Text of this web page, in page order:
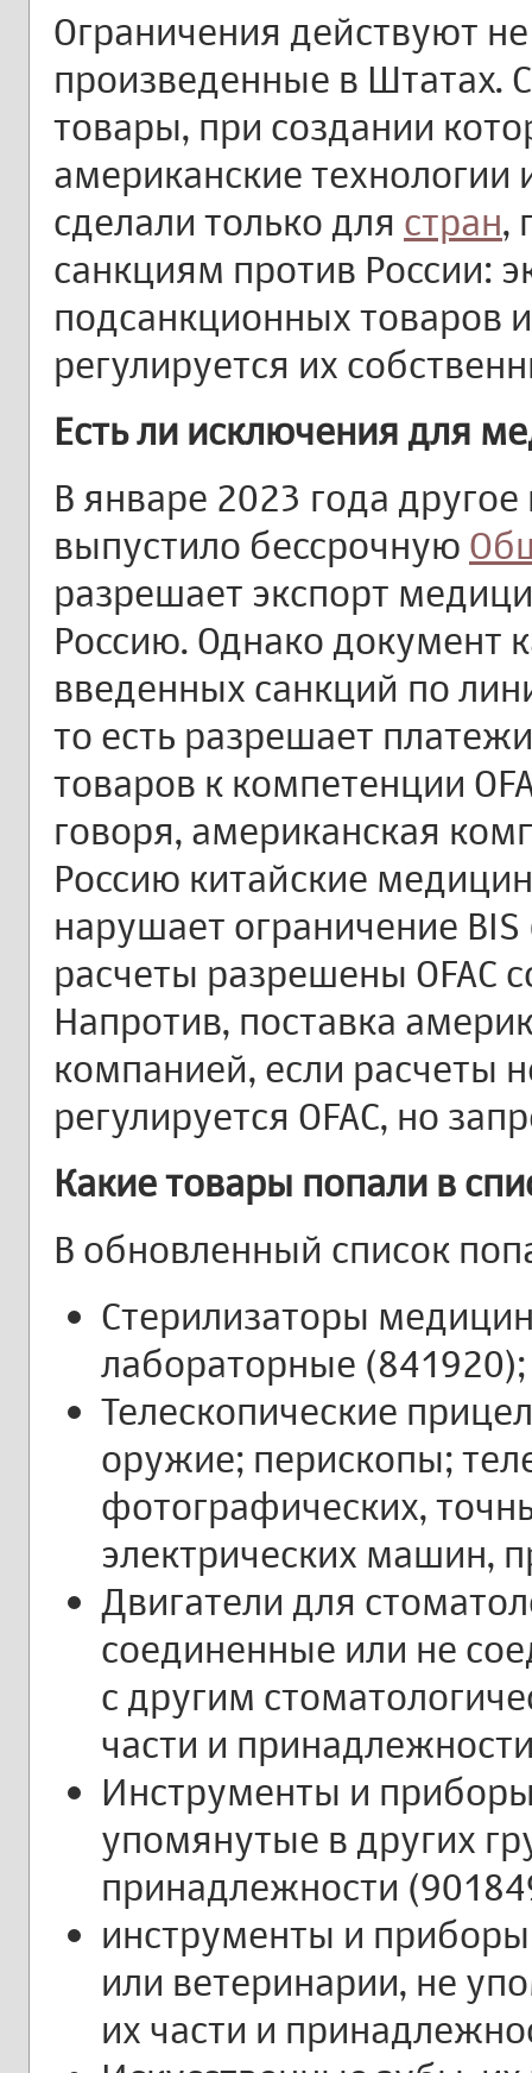
Ограничения действуют
произведенные в Штатах.
товары, при создании
американские
сделали только для стран,
санкциям против России:
подсанкционных товаров
регулируется их
Есть ли исключения для
В январе 2023 года
выпустило бессрочную
разрешает экспорт
Россию. Однако документ
введенных санкций по
то есть разрешает
товаров к компетенции
говоря, американская
Россию китайские
нарушает ограничение
расчеты разрешены OFAC
Напротив, поставка
компанией, если расчеты
регулируется OFAC, но
Какие товары попали в
В обновленный список
Стерилизаторы
лабораторные (841920);
Телескопические
оружие; перископы;
фотографических,
электрических машин,
Двигатели для
соединенные или не
с другим
части и
Инструменты и
упомянутые в других
принадлежности
инструменты и
или ветеринарии, не
их части и